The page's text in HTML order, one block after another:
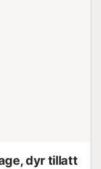
dyr tillatt